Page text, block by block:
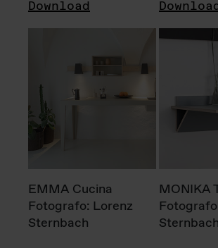
Download
EMMA Cucina
Fotografo: Lorenz
Sternbach
MONIKA
Sternbach